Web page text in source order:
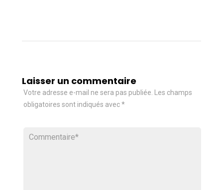
Laisser un commentaire
Votre adresse e-mail ne sera pas publiée.
Les champs
obligatoires sont indiqués avec*